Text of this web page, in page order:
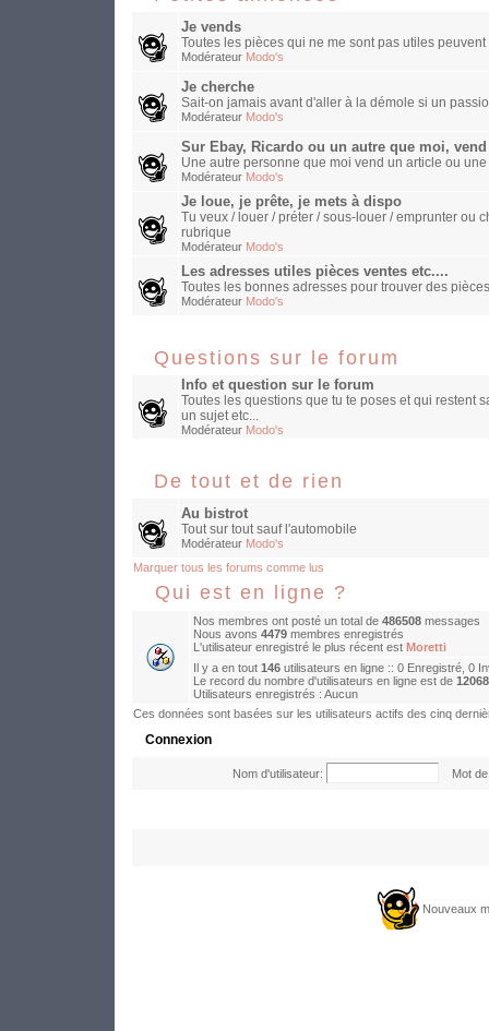
Je vends
Toutes les pièces qui ne me sont pas utiles
Modérateur Modo's
Je cherche
Sait-on jamais avant d'aller à la démole si un
Modérateur Modo's
Sur Ebay, Ricardo ou un autre que moi, vend
Une autre personne que moi vend un article ou
Modérateur Modo's
Je loue, je prête, je mets à dispo
Tu veux / louer / préter / sous-louer / emprunter ou
rubrique
Modérateur Modo's
Les adresses utiles pièces ventes etc....
Toutes les bonnes adresses pour trouver des
Modérateur Modo's
Questions sur le forum
Info et question sur le forum
Toutes les questions que tu te poses et qui restent
un sujet etc...
Modérateur Modo's
De tout et de rien
Au bistrot
Tout sur tout sauf l'automobile
Modérateur Modo's
Marquer tous les forums comme lus
Qui est en ligne ?
Nos membres ont posté un total de 486508 messages
Nous avons 4479 membres enregistrés
L'utilisateur enregistré le plus récent est Moretti
Il y a en tout 146 utilisateurs en ligne :: 0 Enregistré, 0
Le record du nombre d'utilisateurs en ligne est de 12068
Utilisateurs enregistrés : Aucun
Ces données sont basées sur les utilisateurs actifs des cinq
Connexion
Nom d'utilisateur: Mot
Nouveaux